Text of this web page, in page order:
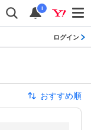
i
ログイン
おすすめ順